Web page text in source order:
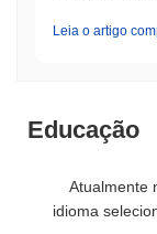
Leia o artigo
Educação
Atualmente
idioma